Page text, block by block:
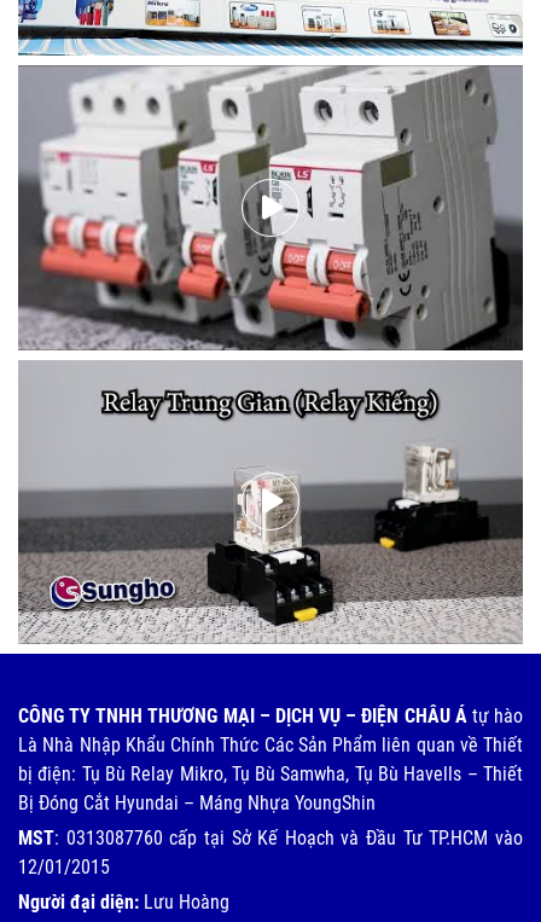
CÔNG TY TNHH THƯƠNG MẠI – DỊCH VỤ – ĐIỆN CHÂU Á tự hào
Là Nhà Nhập Khẩu Chính Thức Các Sản Phẩm liên quan về Thiết
bị điện: Tụ Bù Relay Mikro, Tụ Bù Samwha, Tụ Bù Havells – Thiết
Bị Đóng Cắt Hyundai – Máng Nhựa YoungShin
MST: 0313087760 cấp tại Sở Kế Hoạch và Đầu Tư TP.HCM vào
12/01/2015
Người đại diện: Lưu Hoàng